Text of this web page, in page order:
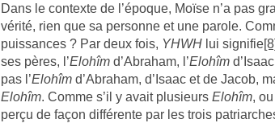
Dans le contexte de l’époque, Moïse n’a pas
vérité, rien que sa personne et une parole.
puissances ? Par deux fois, YHWH lui signifie[8]
ses pères, l’Elohîm d’Abraham, l’Elohîm
pas l’Elohîm d’Abraham, d’Isaac et de Jacob,
Elohîm. Comme s’il y avait plusieurs Elohîm,
perçu de façon différente par les trois